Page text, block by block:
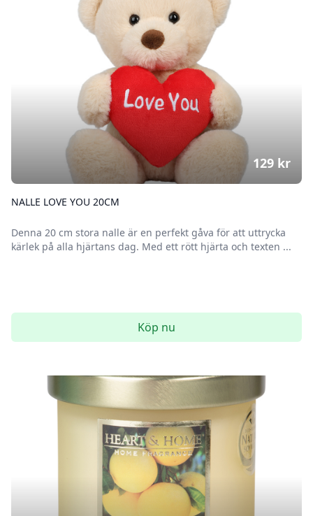
NALLE LOVE YOU 20CM
Denna 20 cm stora nalle är en perfekt gåva för att uttrycka
kärlek på alla hjärtans dag. Med ett rött hjärta och texten ...
129 kr
Köp nu